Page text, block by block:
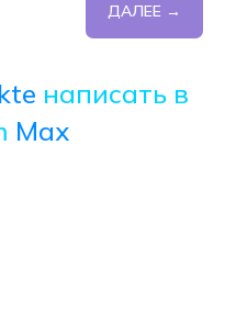
ДАЛЕЕ →
написать в
Max